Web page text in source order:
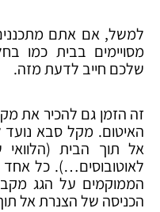
למשל, אם אתם
מסויימים בבית כמו
שלכם חייב לדעת מזה.
זה הזמן גם להכיר את
האיטום. מקל סבא נועד
אל תוך הבית
לאוטובוסים…). כל אחד
הממוקמים על הגג
הכניסה של הצנרת אל